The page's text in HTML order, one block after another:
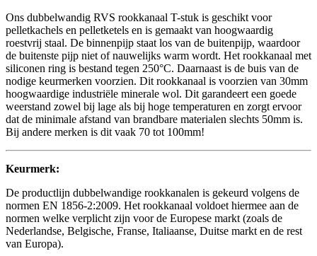
Ons dubbelwandig RVS rookkanaal T-stuk is geschikt voor
pelletkachels en pelletketels en is gemaakt van hoogwaardig
roestvrij staal. De binnenpijp staat los van de buitenpijp, waardoor
de buitenste pijp niet of nauwelijks warm wordt. Het rookkanaal met
siliconen ring is bestand tegen 250°C. Daarnaast is de buis van de
nodige keurmerken voorzien. Dit rookkanaal is voorzien van 30mm
hoogwaardige industriële minerale wol. Dit garandeert een goede
weerstand zowel bij lage als bij hoge temperaturen en zorgt ervoor
dat de minimale afstand van brandbare materialen slechts 50mm is.
Bij andere merken is dit vaak 70 tot 100mm!
Keurmerk:
De productlijn dubbelwandige rookkanalen is gekeurd volgens de
normen EN 1856-2:2009. Het rookkanaal voldoet hiermee aan de
normen welke verplicht zijn voor de Europese markt (zoals de
Nederlandse, Belgische, Franse, Italiaanse, Duitse markt en de rest
van Europa).